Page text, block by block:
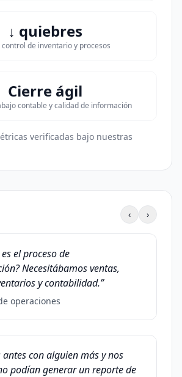
↓ quiebres
de inventario y procesos
Cierre ágil
contable y calidad de información
verificadas bajo nuestras
‹ ›
el proceso de
Necesitábamos ventas,
y contabilidad.”
operaciones
antes con alguien más y nos
podían generar un reporte de